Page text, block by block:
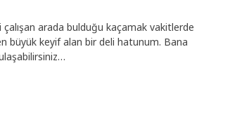
arada bulduğu kaçamak vakitlerde
büyük keyif alan bir deli hatunum. Bana